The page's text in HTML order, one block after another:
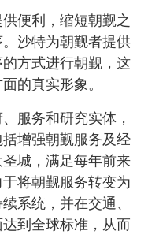
便利，缩短朝觐之
沙特为朝觐者提供
方式进行朝觐，这
的真实形象。
服务和研究实体，
增强朝觐服务及经
城，满足每年前来
将朝觐服务转变为
系统，并在交通、
到全球标准，从而